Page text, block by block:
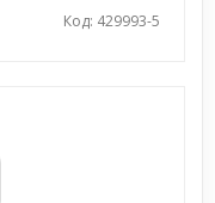
Код: 429993-5